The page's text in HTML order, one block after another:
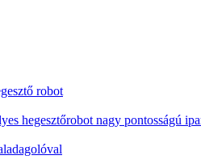
robot
hegesztőrobot nagy pontosságú